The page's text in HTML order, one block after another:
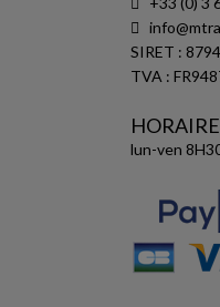
SIRET :
TVA :
lun-ven